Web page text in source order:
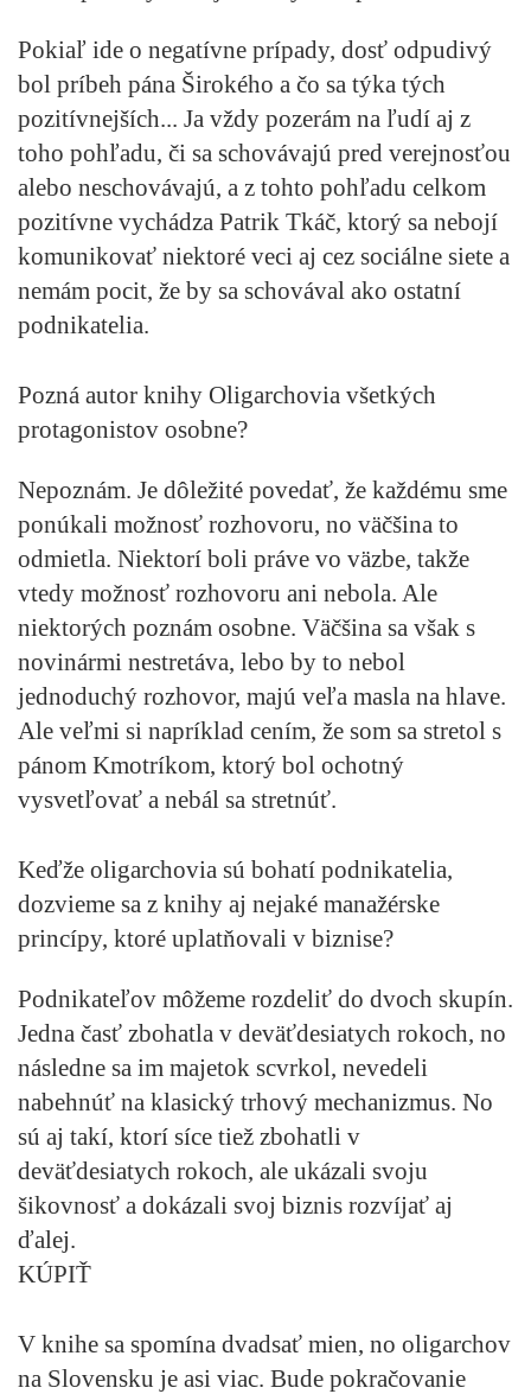
Pokiaľ ide o negatívne prípady, dosť odpudivý
bol príbeh pána Širokého a čo sa týka tých
pozitívnejších... Ja vždy pozerám na ľudí aj z
toho pohľadu, či sa schovávajú pred verejnosťou
alebo neschovávajú, a z tohto pohľadu celkom
pozitívne vychádza Patrik Tkáč, ktorý sa nebojí
komunikovať niektoré veci aj cez sociálne siete a
nemám pocit, že by sa schovával ako ostatní
podnikatelia.
Pozná autor knihy Oligarchovia všetkých
protagonistov osobne?
Nepoznám. Je dôležité povedať, že každému sme
ponúkali možnosť rozhovoru, no väčšina to
odmietla. Niektorí boli práve vo väzbe, takže
vtedy možnosť rozhovoru ani nebola. Ale
niektorých poznám osobne. Väčšina sa však s
novinármi nestretáva, lebo by to nebol
jednoduchý rozhovor, majú veľa masla na hlave.
Ale veľmi si napríklad cením, že som sa stretol s
pánom Kmotríkom, ktorý bol ochotný
vysvetľovať a nebál sa stretnúť.
Keďže oligarchovia sú bohatí podnikatelia,
dozvieme sa z knihy aj nejaké manažérske
princípy, ktoré uplatňovali v biznise?
Podnikateľov môžeme rozdeliť do dvoch skupín.
Jedna časť zbohatla v deväťdesiatych rokoch, no
následne sa im majetok scvrkol, nevedeli
nabehnúť na klasický trhový mechanizmus. No
sú aj takí, ktorí síce tiež zbohatli v
deväťdesiatych rokoch, ale ukázali svoju
šikovnosť a dokázali svoj biznis rozvíjať aj
ďalej.
KÚPIŤ
V knihe sa spomína dvadsať mien, no oligarchov
na Slovensku je asi viac. Bude pokračovanie